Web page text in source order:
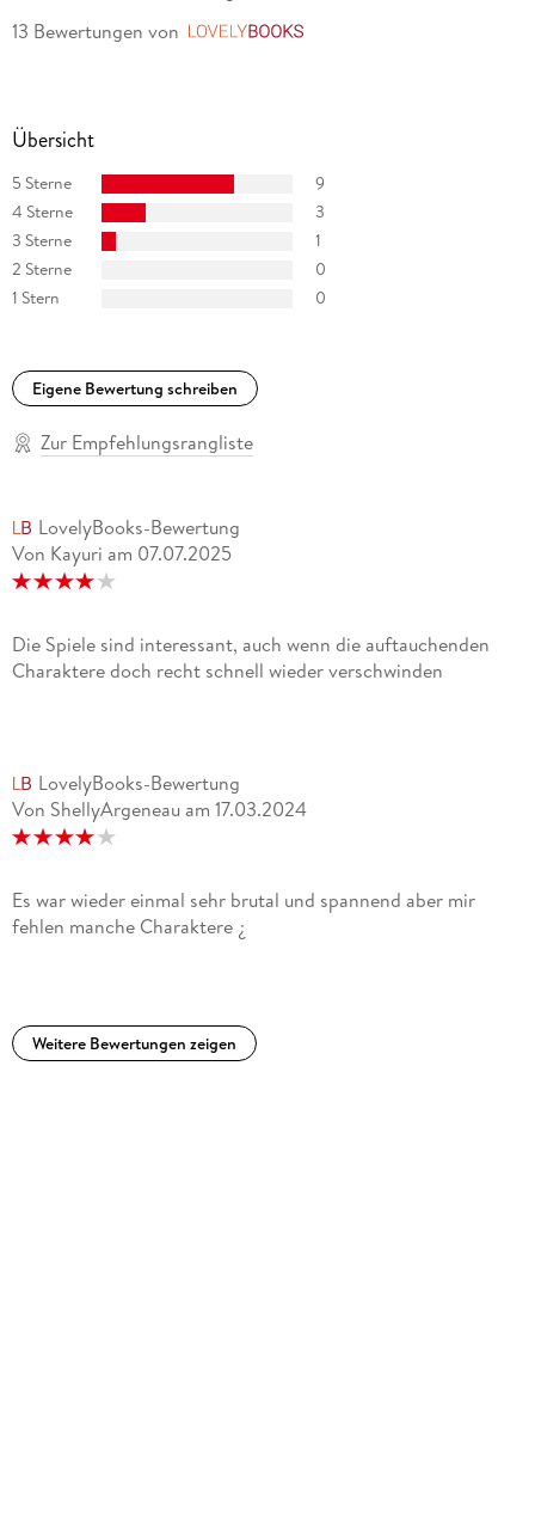
13 Bewertungen von
Übersicht
5 Sterne
9
4 Sterne
3
3 Sterne
1
2 Sterne
0
1 Stern
0
Eigene Bewertung schreiben
Zur Empfehlungsrangliste
LovelyBooks-Bewertung
Von Kayuri am 07.07.2025
Die Spiele sind interessant, auch wenn die auftauchenden
Charaktere doch recht schnell wieder verschwinden
LovelyBooks-Bewertung
Von ShellyArgeneau am 17.03.2024
Es war wieder einmal sehr brutal und spannend aber mir
fehlen manche Charaktere ¿
Weitere Bewertungen zeigen